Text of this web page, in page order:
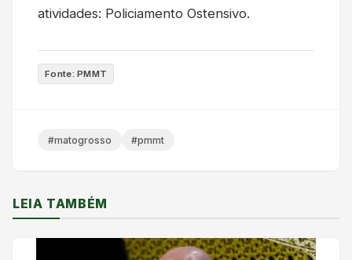
atividades: Policiamento Ostensivo.
Fonte: PMMT
#matogrosso #pmmt
LEIA TAMBÉM